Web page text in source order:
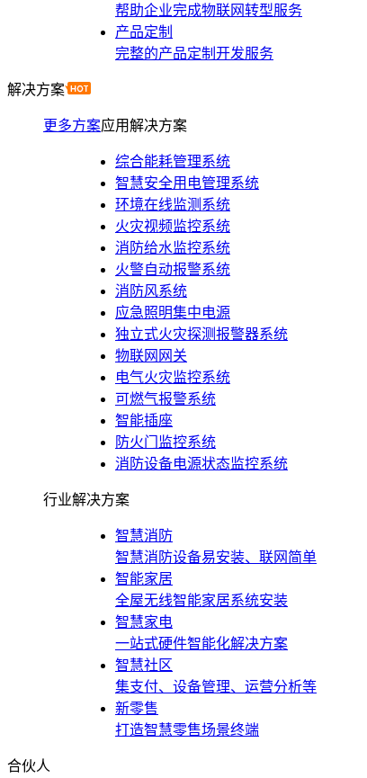
帮助企业完成物联网转型服务
产品定制
完整的产品定制开发服务
解决方案
更多方案应用解决方案
综合能耗管理系统
智慧安全用电管理系统
环境在线监测系统
火灾视频监控系统
消防给水监控系统
火警自动报警系统
消防风系统
应急照明集中电源
独立式火灾探测报警器系统
物联网网关
电气火灾监控系统
可燃气报警系统
智能插座
防火门监控系统
消防设备电源状态监控系统
行业解决方案
智慧消防
智慧消防设备易安装、联网简单
智能家居
全屋无线智能家居系统安装
智慧家电
一站式硬件智能化解决方案
智慧社区
集支付、设备管理、运营分析等
新零售
打造智慧零售场景终端
合伙人